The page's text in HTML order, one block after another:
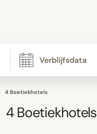
4 Boetiekhotels
4Boetiekhotels